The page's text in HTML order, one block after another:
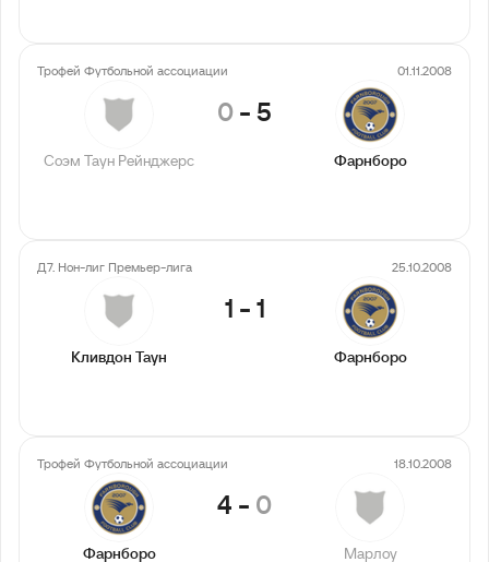
Трофей Футбольной ассоциации 01.11.2008
Соэм Таун Рейнджерс
0-5
Фарнборо
Д7. Нон-лиг Премьер-лига 25.10.2008
Кливдон Таун
1 -1
Фарнборо
Трофей Футбольной ассоциации 18.10.2008
Фарнборо
4 - 0
Марлоу